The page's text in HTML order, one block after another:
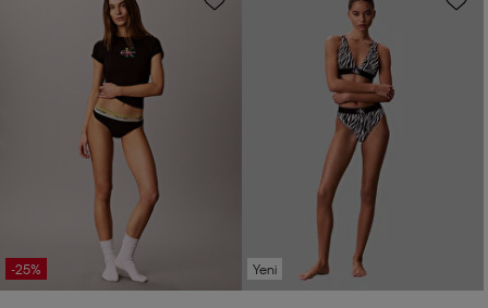
-25% Yeni